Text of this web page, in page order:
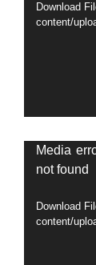
Download
content/
Video
Player
Media
not found
Download
content/